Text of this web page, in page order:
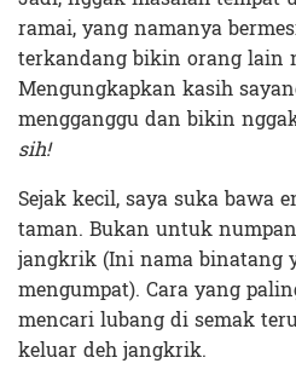
ramai, yang namanya
terkandang bikin orang lain
Mengungkapkan kasih
mengganggu dan bikin
sih!
Sejak kecil, saya suka bawa
taman. Bukan untuk
jangkrik (Ini nama binatang
mengumpat). Cara yang
mencari lubang di semak
keluar deh jangkrik.